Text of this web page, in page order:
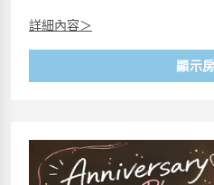
詳細內容＞
顯示